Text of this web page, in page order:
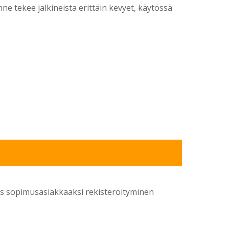
tekee jalkineista erittäin kevyet, käytössä
sopimusasiakkaaksi rekisteröityminen